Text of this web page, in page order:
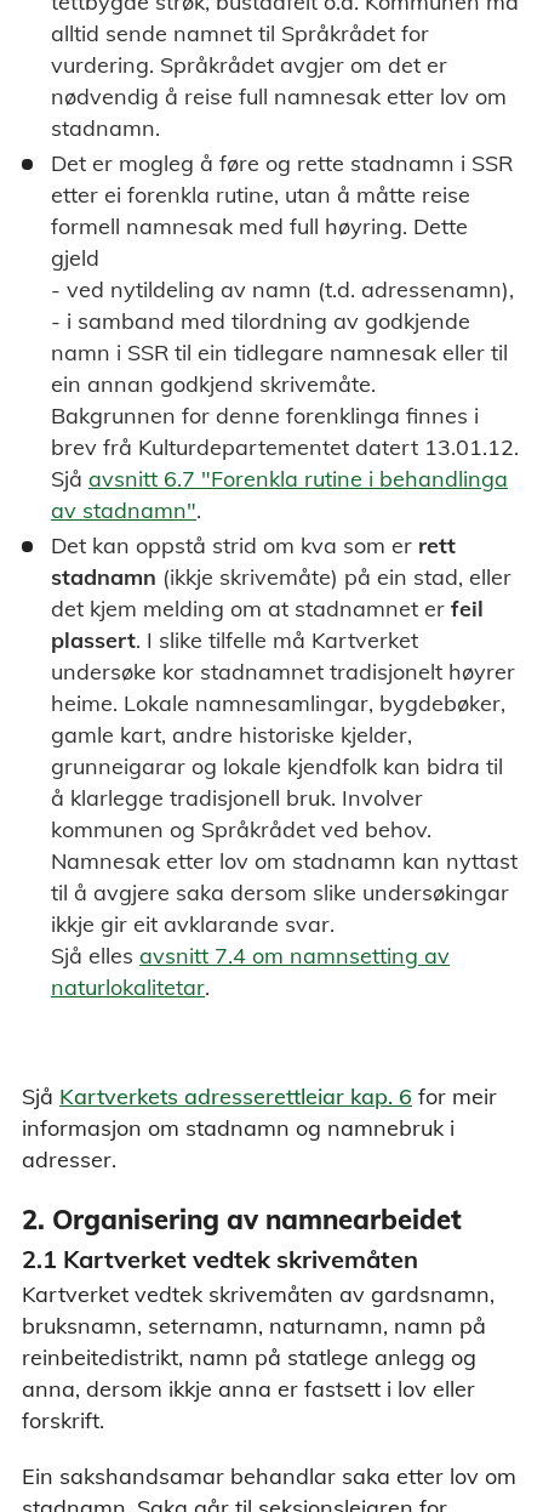
alltid sende namnet til Språkrådet for
vurdering. Språkrådet avgjer om det er
nødvendig å reise full namnesak etter lov om
stadnamn.
Det er mogleg å føre og rette stadnamn i SSR
etter ei forenkla rutine, utan å måtte reise
formell namnesak med full høyring. Dette
gjeld
- ved nytildeling av namn (t.d. adressenamn),
- i samband med tilordning av godkjende
namn i SSR til ein tidlegare namnesak eller til
ein annan godkjend skrivemåte.
Bakgrunnen for denne forenklinga finnes i
brev frå Kulturdepartementet datert 13.01.12.
Sjå avsnitt 6.7 "Forenkla rutine i behandlinga
av stadnamn".
Det kan oppstå strid om kva som er rett
stadnamn (ikkje skrivemåte) på ein stad, eller
det kjem melding om at stadnamnet er feil
plassert. I slike tilfelle må Kartverket
undersøke kor stadnamnet tradisjonelt høyrer
heime. Lokale namnesamlingar, bygdebøker,
gamle kart, andre historiske kjelder,
grunneigarar og lokale kjendfolk kan bidra til
å klarlegge tradisjonell bruk. Involver
kommunen og Språkrådet ved behov.
Namnesak etter lov om stadnamn kan nyttast
til å avgjere saka dersom slike undersøkingar
ikkje gir eit avklarande svar.
Sjå elles avsnitt 7.4 om namnsetting av
naturlokalitetar.
Sjå Kartverkets adresserettleiar kap. 6 for meir
informasjon om stadnamn og namnebruk i
adresser.
2. Organisering av namnearbeidet
2.1 Kartverket vedtek skrivemåten
Kartverket vedtek skrivemåten av gardsnamn,
bruksnamn, seternamn, naturnamn, namn på
reinbeitedistrikt, namn på statlege anlegg og
anna, dersom ikkje anna er fastsett i lov eller
forskrift.
Ein sakshandsamar behandlar saka etter lov om